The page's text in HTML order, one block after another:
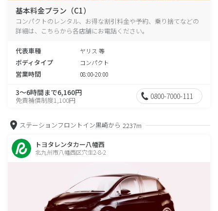
基本料金プラン（C1）
コンパクトのレンタル、お得な割引料金や予約、乗り捨てなどの
詳細は、こちらから各店舗にお電話ください。
代表車種 ヤリス 等
ボディタイプ コンパクト
営業時間 08:00-20:00
3～6時間まで6,160円
免責補償制度1,100円 0800-7000-111
ステーションフロントイン黒崎から 2237m
トヨタレンタカー八幡西
北九州市八幡西区穴生2-8-2